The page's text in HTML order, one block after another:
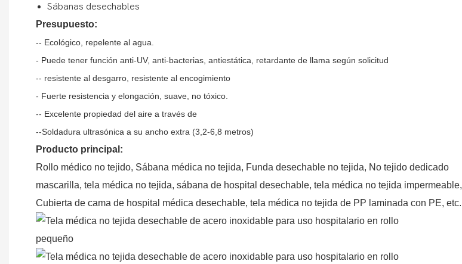
Sábanas desechables
Presupuesto:
-- Ecológico, repelente al agua.
- Puede tener función anti-UV, anti-bacterias, antiestática, retardante de llama según solicitud
-- resistente al desgarro, resistente al encogimiento
- Fuerte resistencia y elongación, suave, no tóxico.
-- Excelente propiedad del aire a través de
--Soldadura ultrasónica a su ancho extra (3,2-6,8 metros)
Producto principal:
Rollo médico no tejido, Sábana médica no tejida, Funda desechable no tejida, No tejido dedicado
mascarilla, tela médica no tejida, sábana de hospital desechable, tela médica no tejida impermeable,
Cubierta de cama de hospital médica desechable, tela médica no tejida de PP laminada con PE, etc.